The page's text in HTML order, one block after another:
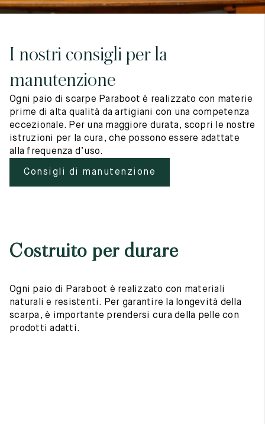
I nostri consigli per la
manutenzione
Ogni paio di scarpe Paraboot è realizzato con materie
prime di alta qualità da artigiani con una competenza
eccezionale. Per una maggiore durata, scopri le nostre
istruzioni per la cura, che possono essere adattate
alla frequenza d’uso.
Consigli di manutenzione
Costruito per durare
Ogni paio di Paraboot è realizzato con materiali
naturali e resistenti. Per garantire la longevità della
scarpa, è importante prendersi cura della pelle con
prodotti adatti.